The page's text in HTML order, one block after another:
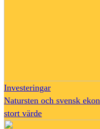
Investeringar
Natursten och svensk
stort värde